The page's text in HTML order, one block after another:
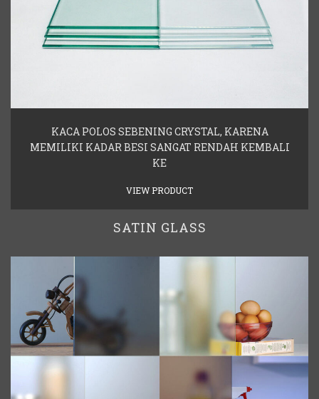
KACA POLOS SEBENING CRYSTAL, KARENA
MEMILIKI KADAR BESI SANGAT RENDAH KEMBALI
KE
VIEW PRODUCT
SATIN GLASS